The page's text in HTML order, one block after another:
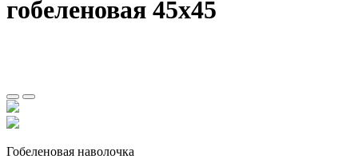
гобеленовая 45х45
Гобеленовая наволочка